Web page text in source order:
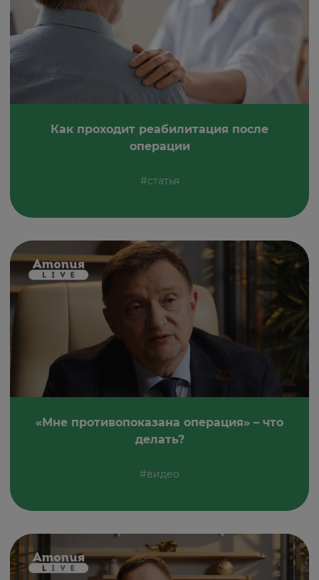
Как проходит реабилитация после
операции
#статья
«Мне противопоказана операция» – что
делать?
#видео